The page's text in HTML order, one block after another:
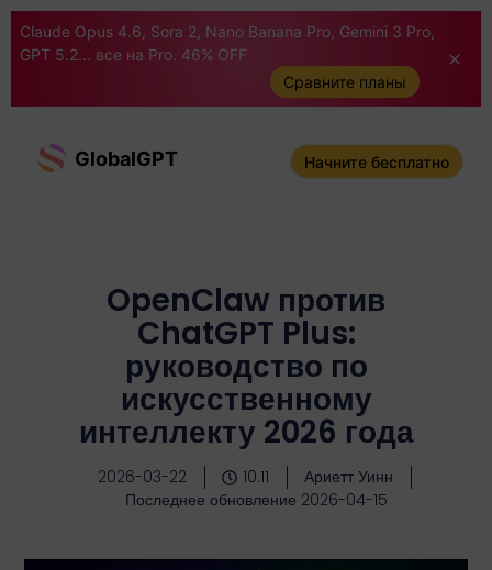
Claude Opus 4.6, Sora 2, Nano Banana Pro, Gemini 3 Pro,
GPT 5.2... все на Pro. 46% OFF
Сравните планы
GlobalGPT Начните бесплатно
OpenClaw против
ChatGPT Plus:
руководство по
искусственному
интеллекту 2026 года
2026-03-22 10:11
Ариетт Уинн
Последнее обновление 2026-04-15